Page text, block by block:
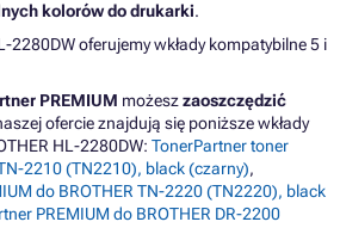
kolorów do drukarki.
2280DW oferujemy wkłady kompatybilne 5 i
PREMIUM możeszzaoszczędzić
ofercie znajdują się poniższe wkłady
HL-2280DW: TonerPartner toner
2210 (TN2210), black (czarny),
do BROTHER TN-2220 (TN2220), black
PREMIUM do BROTHER DR-2200